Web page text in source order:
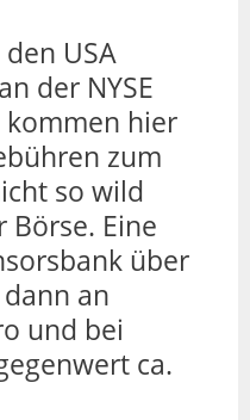
USA
der NYSE
kommen hier
zum
so wild
Börse. Eine
über
an
und bei
ca.